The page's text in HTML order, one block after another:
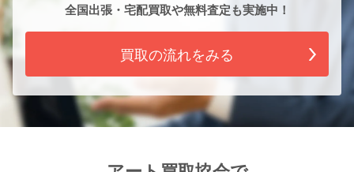
全国出張・宅配買取や無料査定も実施中！
買取の流れをみる